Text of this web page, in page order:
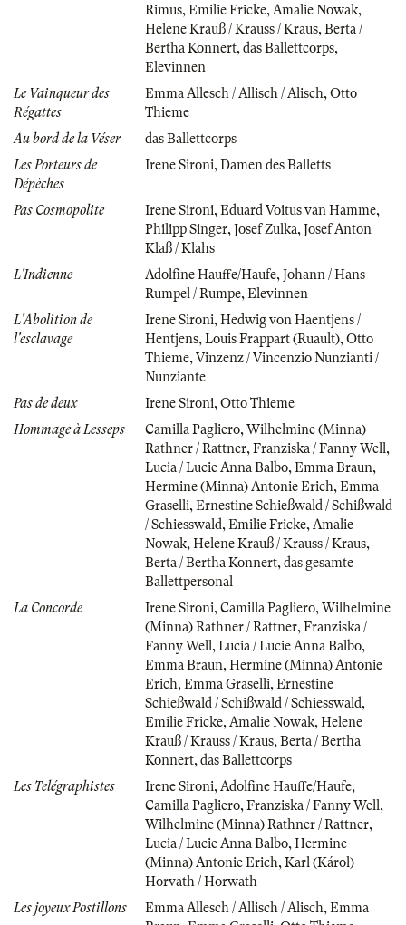
Rimus,Emilie Fricke,Amalie Nowak,
Helene Krauß / Krauss / Kraus,Berta /
Bertha Konnert,das Ballettcorps,
Elevinnen
Le Vainqueur des
Régattes
Emma Allesch / Allisch / Alisch,Otto
Thieme
Au bord de la Véser
das Ballettcorps
Les Porteurs de
Dépèches
Irene Sironi,Damen des Balletts
Pas Cosmopolite Irene Sironi,Eduard Voitus van Hamme,
Philipp Singer,Josef Zulka,Josef Anton
Klaß / Klahs
L'Indienne
Adolfine Hauffe/Haufe,Johann / Hans
Rumpel / Rumpe,Elevinnen
L'Abolition de
l'esclavage
Irene Sironi,Hedwig von Haentjens /
Hentjens,Louis Frappart (Ruault),Otto
Thieme,Vinzenz / Vincenzio Nunzianti /
Nunziante
Pas de deux
Irene Sironi,Otto Thieme
Hommage à Lesseps
Camilla Pagliero,Wilhelmine (Minna)
Rathner / Rattner,Franziska / Fanny Well,
Lucia / Lucie Anna Balbo,Emma Braun,
Hermine (Minna) Antonie Erich,Emma
Graselli,Ernestine Schießwald / Schißwald
/ Schiesswald,Emilie Fricke,Amalie
Nowak,Helene Krauß / Krauss / Kraus,
Berta / Bertha Konnert,das gesamte
Ballettpersonal
La Concorde
Irene Sironi,Camilla Pagliero,Wilhelmine
(Minna) Rathner / Rattner,Franziska /
Fanny Well,Lucia / Lucie Anna Balbo,
Emma Braun,Hermine (Minna) Antonie
Erich,Emma Graselli,Ernestine
Schießwald / Schißwald / Schiesswald,
Emilie Fricke,Amalie Nowak,Helene
Krauß / Krauss / Kraus,Berta / Bertha
Konnert,das Ballettcorps
Les Telégraphistes
Irene Sironi,Adolfine Hauffe/Haufe,
Camilla Pagliero,Franziska / Fanny Well,
Wilhelmine (Minna) Rathner / Rattner,
Lucia / Lucie Anna Balbo,Hermine
(Minna) Antonie Erich,Karl (Károl)
Horvath / Horwath
Les joyeux Postillons
Emma Allesch / Allisch / Alisch,Emma